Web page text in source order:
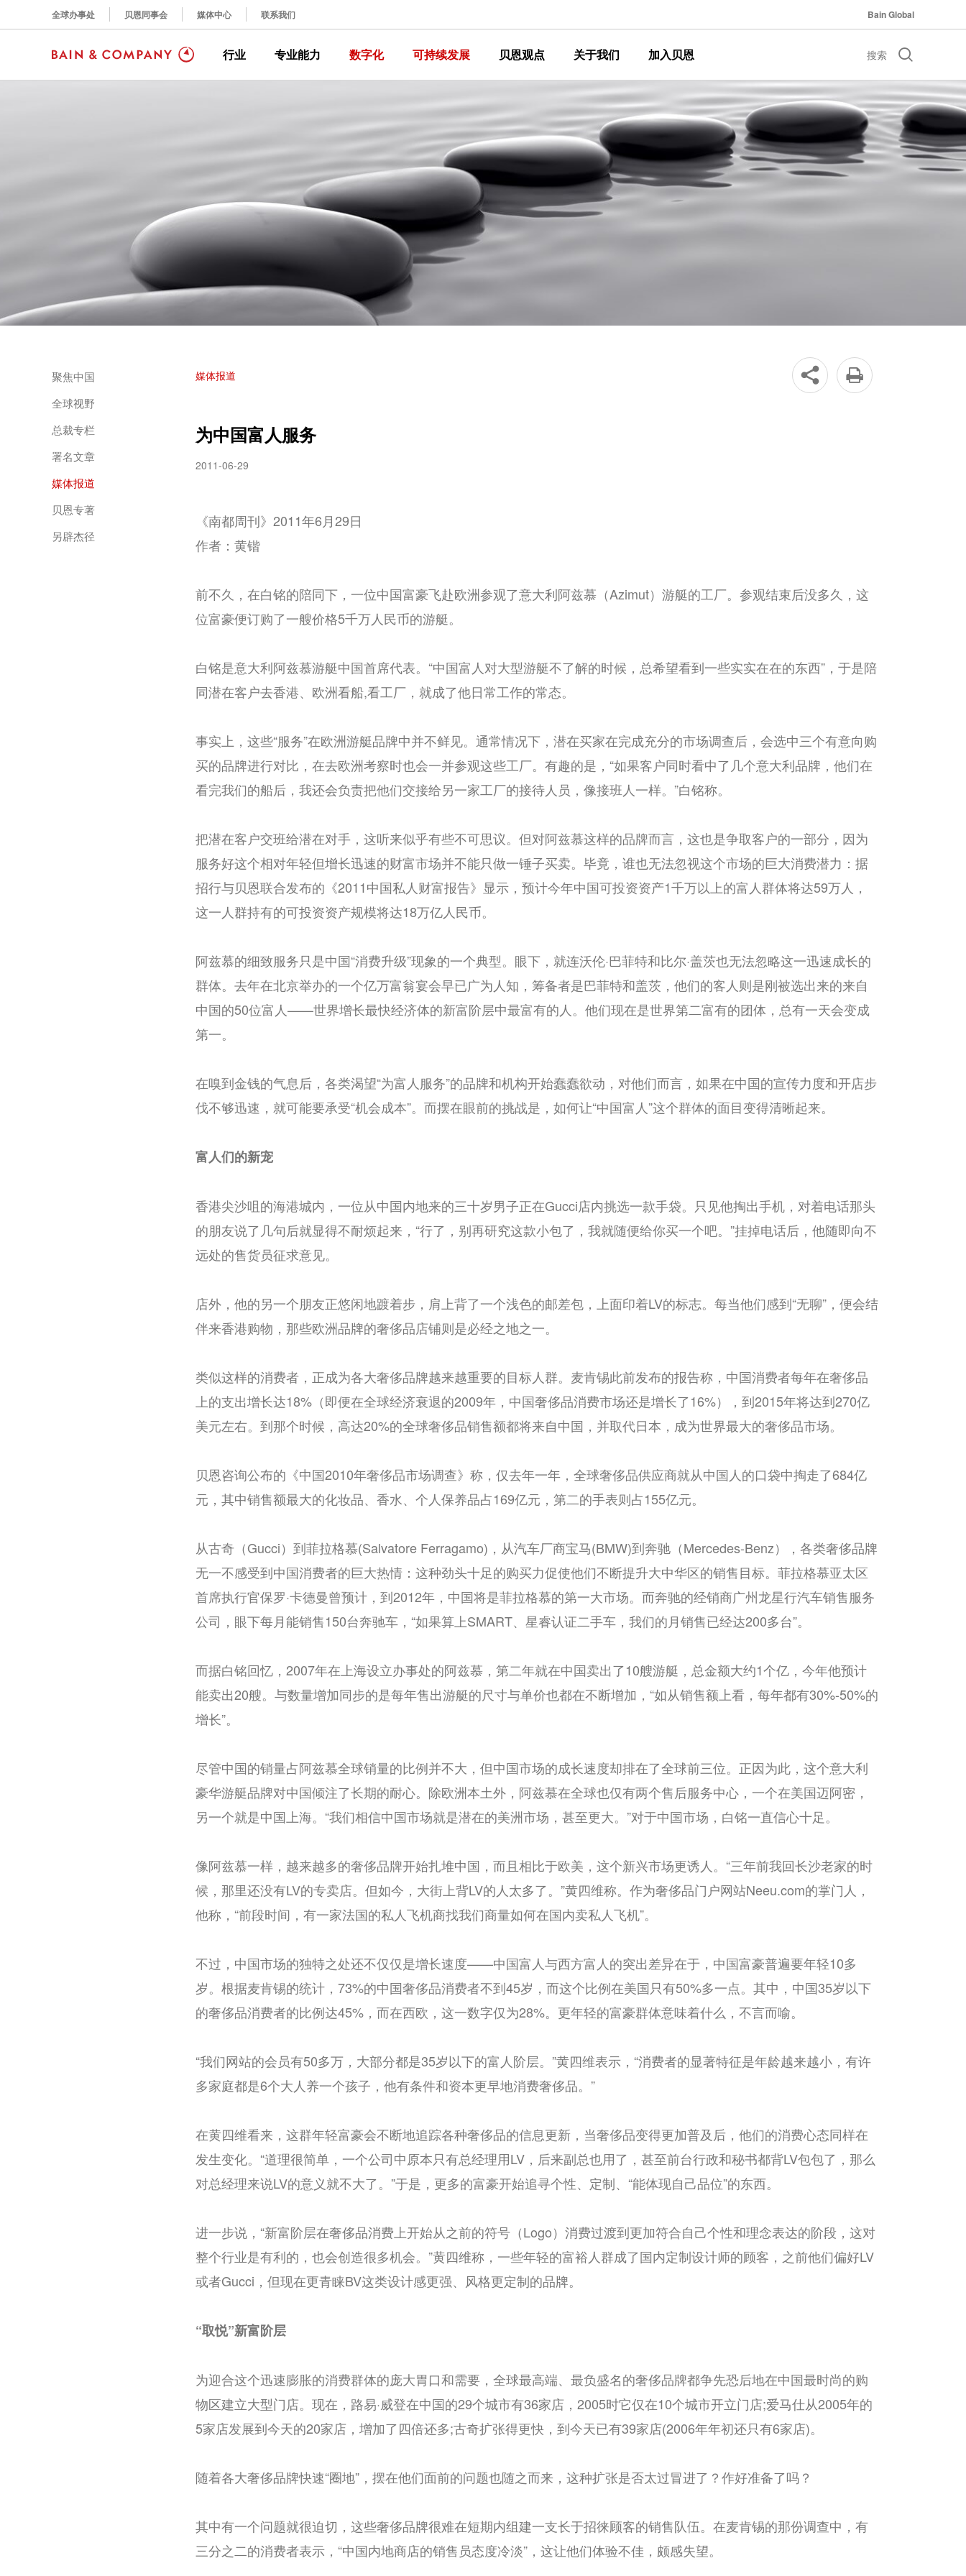
全球办事处 贝恩同事会 媒体中心 联系我们 Bain Global
行业 专业能力 数字化 可持续发展 贝恩观点 关于我们 加入贝恩 搜索
聚焦中国
全球视野
总裁专栏
署名文章
媒体报道
贝恩专著
另辟杰径
媒体报道  
为中国富人服务
2011-06-29
《南都周刊》2011年6月29日
作者：黄锴
前不久，在白铭的陪同下，一位中国富豪飞赴欧洲参观了意大利阿兹慕（Azimut）游艇的工厂。参观结束后没多久，这
位富豪便订购了一艘价格5千万人民币的游艇。
白铭是意大利阿兹慕游艇中国首席代表。“中国富人对大型游艇不了解的时候，总希望看到一些实实在在的东西”，于是陪
同潜在客户去香港、欧洲看船,看工厂，就成了他日常工作的常态。
事实上，这些“服务”在欧洲游艇品牌中并不鲜见。通常情况下，潜在买家在完成充分的市场调查后，会选中三个有意向购
买的品牌进行对比，在去欧洲考察时也会一并参观这些工厂。有趣的是，“如果客户同时看中了几个意大利品牌，他们在
看完我们的船后，我还会负责把他们交接给另一家工厂的接待人员，像接班人一样。”白铭称。
把潜在客户交班给潜在对手，这听来似乎有些不可思议。但对阿兹慕这样的品牌而言，这也是争取客户的一部分，因为
服务好这个相对年轻但增长迅速的财富市场并不能只做一锤子买卖。毕竟，谁也无法忽视这个市场的巨大消费潜力：据
招行与贝恩联合发布的《2011中国私人财富报告》显示，预计今年中国可投资资产1千万以上的富人群体将达59万人，
这一人群持有的可投资资产规模将达18万亿人民币。
阿兹慕的细致服务只是中国“消费升级”现象的一个典型。眼下，就连沃伦·巴菲特和比尔·盖茨也无法忽略这一迅速成长的
群体。去年在北京举办的一个亿万富翁宴会早已广为人知，筹备者是巴菲特和盖茨，他们的客人则是刚被选出来的来自
中国的50位富人——世界增长最快经济体的新富阶层中最富有的人。他们现在是世界第二富有的团体，总有一天会变成
第一。
在嗅到金钱的气息后，各类渴望“为富人服务”的品牌和机构开始蠢蠢欲动，对他们而言，如果在中国的宣传力度和开店步
伐不够迅速，就可能要承受“机会成本”。而摆在眼前的挑战是，如何让“中国富人”这个群体的面目变得清晰起来。
富人们的新宠
香港尖沙咀的海港城内，一位从中国内地来的三十岁男子正在Gucci店内挑选一款手袋。只见他掏出手机，对着电话那头
的朋友说了几句后就显得不耐烦起来，“行了，别再研究这款小包了，我就随便给你买一个吧。”挂掉电话后，他随即向不
远处的售货员征求意见。
店外，他的另一个朋友正悠闲地踱着步，肩上背了一个浅色的邮差包，上面印着LV的标志。每当他们感到“无聊”，便会结
伴来香港购物，那些欧洲品牌的奢侈品店铺则是必经之地之一。
类似这样的消费者，正成为各大奢侈品牌越来越重要的目标人群。麦肯锡此前发布的报告称，中国消费者每年在奢侈品
上的支出增长达18%（即便在全球经济衰退的2009年，中国奢侈品消费市场还是增长了16%），到2015年将达到270亿
美元左右。到那个时候，高达20%的全球奢侈品销售额都将来自中国，并取代日本，成为世界最大的奢侈品市场。
贝恩咨询公布的《中国2010年奢侈品市场调查》称，仅去年一年，全球奢侈品供应商就从中国人的口袋中掏走了684亿
元，其中销售额最大的化妆品、香水、个人保养品占169亿元，第二的手表则占155亿元。
从古奇（Gucci）到菲拉格慕(Salvatore Ferragamo)，从汽车厂商宝马(BMW)到奔驰（Mercedes-Benz），各类奢侈品牌
无一不感受到中国消费者的巨大热情：这种劲头十足的购买力促使他们不断提升大中华区的销售目标。菲拉格慕亚太区
首席执行官保罗·卡德曼曾预计，到2012年，中国将是菲拉格慕的第一大市场。而奔驰的经销商广州龙星行汽车销售服务
公司，眼下每月能销售150台奔驰车，“如果算上SMART、星睿认证二手车，我们的月销售已经达200多台”。
而据白铭回忆，2007年在上海设立办事处的阿兹慕，第二年就在中国卖出了10艘游艇，总金额大约1个亿，今年他预计
能卖出20艘。与数量增加同步的是每年售出游艇的尺寸与单价也都在不断增加，“如从销售额上看，每年都有30%-50%的
增长”。
尽管中国的销量占阿兹慕全球销量的比例并不大，但中国市场的成长速度却排在了全球前三位。正因为此，这个意大利
豪华游艇品牌对中国倾注了长期的耐心。除欧洲本土外，阿兹慕在全球也仅有两个售后服务中心，一个在美国迈阿密，
另一个就是中国上海。“我们相信中国市场就是潜在的美洲市场，甚至更大。”对于中国市场，白铭一直信心十足。
像阿兹慕一样，越来越多的奢侈品牌开始扎堆中国，而且相比于欧美，这个新兴市场更诱人。“三年前我回长沙老家的时
候，那里还没有LV的专卖店。但如今，大街上背LV的人太多了。”黄四维称。作为奢侈品门户网站Neeu.com的掌门人，
他称，“前段时间，有一家法国的私人飞机商找我们商量如何在国内卖私人飞机”。
不过，中国市场的独特之处还不仅仅是增长速度——中国富人与西方富人的突出差异在于，中国富豪普遍要年轻10多
岁。根据麦肯锡的统计，73%的中国奢侈品消费者不到45岁，而这个比例在美国只有50%多一点。其中，中国35岁以下
的奢侈品消费者的比例达45%，而在西欧，这一数字仅为28%。更年轻的富豪群体意味着什么，不言而喻。
“我们网站的会员有50多万，大部分都是35岁以下的富人阶层。”黄四维表示，“消费者的显著特征是年龄越来越小，有许
多家庭都是6个大人养一个孩子，他有条件和资本更早地消费奢侈品。”
在黄四维看来，这群年轻富豪会不断地追踪各种奢侈品的信息更新，当奢侈品变得更加普及后，他们的消费心态同样在
发生变化。“道理很简单，一个公司中原本只有总经理用LV，后来副总也用了，甚至前台行政和秘书都背LV包包了，那么
对总经理来说LV的意义就不大了。”于是，更多的富豪开始追寻个性、定制、“能体现自己品位”的东西。
进一步说，“新富阶层在奢侈品消费上开始从之前的符号（Logo）消费过渡到更加符合自己个性和理念表达的阶段，这对
整个行业是有利的，也会创造很多机会。”黄四维称，一些年轻的富裕人群成了国内定制设计师的顾客，之前他们偏好LV
或者Gucci，但现在更青睐BV这类设计感更强、风格更定制的品牌。
“取悦”新富阶层
为迎合这个迅速膨胀的消费群体的庞大胃口和需要，全球最高端、最负盛名的奢侈品牌都争先恐后地在中国最时尚的购
物区建立大型门店。现在，路易·威登在中国的29个城市有36家店，2005时它仅在10个城市开立门店;爱马仕从2005年的
5家店发展到今天的20家店，增加了四倍还多;古奇扩张得更快，到今天已有39家店(2006年年初还只有6家店)。
随着各大奢侈品牌快速“圈地”，摆在他们面前的问题也随之而来，这种扩张是否太过冒进了？作好准备了吗？
其中有一个问题就很迫切，这些奢侈品牌很难在短期内组建一支长于招徕顾客的销售队伍。在麦肯锡的那份调查中，有
三分之二的消费者表示，“中国内地商店的销售员态度冷淡”，这让他们体验不佳，颇感失望。